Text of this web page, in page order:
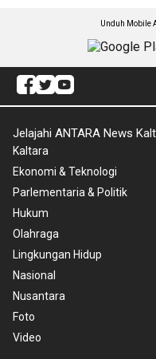
Unduh Mobile
Jelajahi ANTARA News
Kaltara
Ekonomi & Teknologi
Parlementaria & Politik
Hukum
Olahraga
Lingkungan Hidup
Nasional
Nusantara
Foto
Video